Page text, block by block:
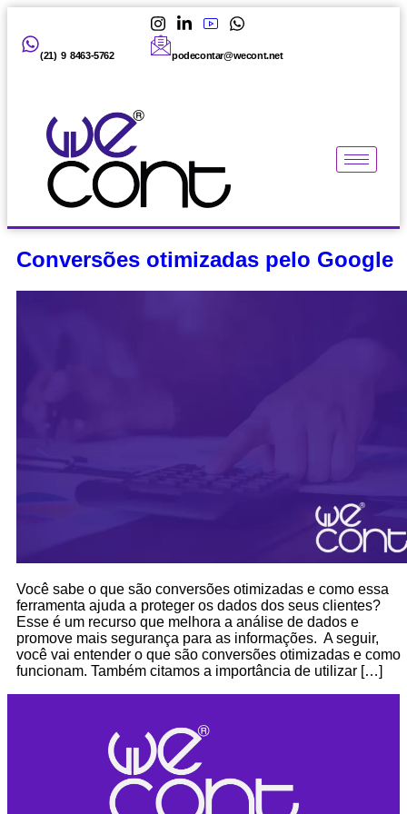
(21) 9 8463-5762 podecontar@wecont.net
Conversões otimizadas pelo Google
Você sabe o que são conversões otimizadas e como essa
ferramenta ajuda a proteger os dados dos seus clientes?
Esse é um recurso que melhora a análise de dados e
promove mais segurança para as informações. A seguir,
você vai entender o que são conversões otimizadas e como
funcionam. Também citamos a importância de utilizar […]